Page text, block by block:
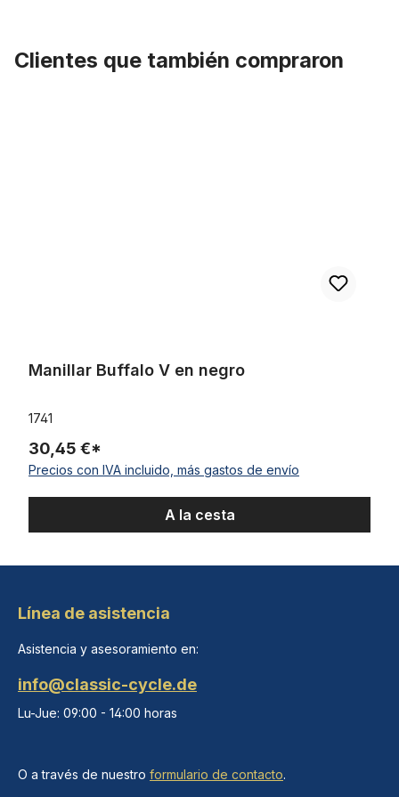
Clientes que también compraron
Manillar Buffalo V en negro
1741
30,45 €*
Precios con IVA incluido, más gastos de envío
A la cesta
Línea de asistencia
Asistencia y asesoramiento en:
info@classic-cycle.de
Lu-Jue: 09:00 - 14:00 horas
O a través de nuestro formulario de contacto.